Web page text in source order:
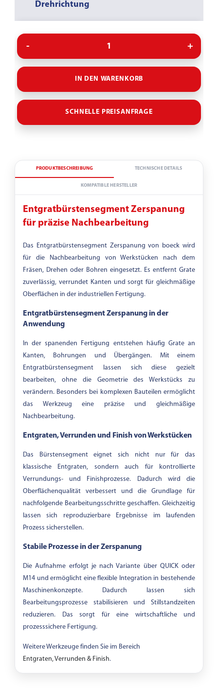
Drehrichtung
Körnung
-
IN DEN WARENKORB
SCHNELLE PREISANFRAGE
PRODUKTBESCHREIBUNG TECHNISCHE DETAILS
KOMPATIBLE HERSTELLER
Entgratbürstensegment Zerspanung
für präzise Nachbearbeitung
Das Entgratbürstensegment Zerspanung von boeck wird
für die Nachbearbeitung von Werkstücken nach dem
Fräsen, Drehen oder Bohren eingesetzt. Es entfernt Grate
zuverlässig, verrundet Kanten und sorgt für gleichmäßige
Oberflächen in der industriellen Fertigung.
Entgratbürstensegment Zerspanung in der
Anwendung
In der spanenden Fertigung entstehen häufig Grate an
Kanten, Bohrungen und Übergängen. Mit einem
Entgratbürstensegment lassen sich diese gezielt
bearbeiten, ohne die Geometrie des Werkstücks zu
verändern. Besonders bei komplexen Bauteilen ermöglicht
das Werkzeug eine präzise und gleichmäßige
Nachbearbeitung.
Entgraten, Verrunden und Finish von Werkstücken
Das Bürstensegment eignet sich nicht nur für das
klassische Entgraten, sondern auch für kontrollierte
Verrundungs- und Finishprozesse. Dadurch wird die
Oberflächenqualität verbessert und die Grundlage für
nachfolgende Bearbeitungsschritte geschaffen. Gleichzeitig
lassen sich reproduzierbare Ergebnisse im laufenden
Prozess sicherstellen.
Stabile Prozesse in der Zerspanung
Die Aufnahme erfolgt je nach Variante über QUICK oder
M14 und ermöglicht eine flexible Integration in bestehende
Maschinenkonzepte. Dadurch lassen sich
Bearbeitungsprozesse stabilisieren und Stillstandzeiten
reduzieren. Das sorgt für eine wirtschaftliche und
prozesssichere Fertigung.
Weitere Werkzeuge finden Sie im Bereich
Entgraten, Verrunden & Finish.